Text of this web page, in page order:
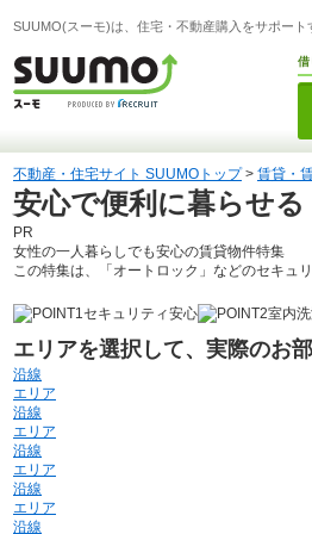
SUUMO(スーモ)は、住宅・不動産購入をサポート
借
不動産・住宅サイト SUUMOトップ> 賃貸・
安心で便利に暮らせる
PR
女性の一人暮らしでも安心の賃貸物件特集
この特集は、「オートロック」などのセキュ
セキュリティ安心 室内
エリアを選択して、実際のお
沿線
エリア
沿線
エリア
沿線
エリア
沿線
エリア
沿線